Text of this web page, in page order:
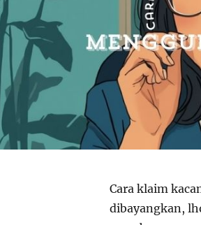
Cara klaim
dibayangkan,